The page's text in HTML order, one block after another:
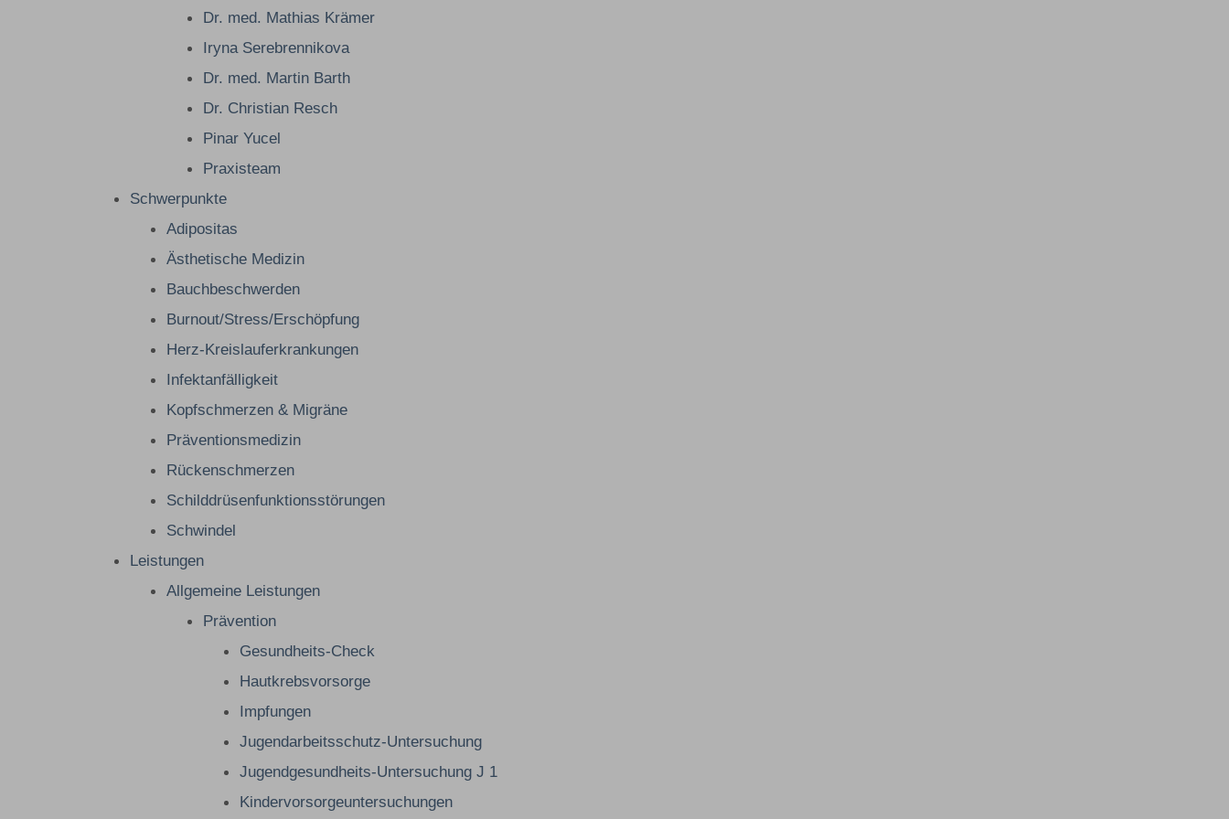
Dr. med. Mathias Krämer
Iryna Serebrennikova
Dr. med. Martin Barth
Dr. Christian Resch
Pinar Yucel
Praxisteam
Schwerpunkte
Adipositas
Ästhetische Medizin
Bauchbeschwerden
Burnout/Stress/Erschöpfung
Herz-Kreislauferkrankungen
Infektanfälligkeit
Kopfschmerzen & Migräne
Präventionsmedizin
Rückenschmerzen
Schilddrüsenfunktionsstörungen
Schwindel
Leistungen
Allgemeine Leistungen
Prävention
Gesundheits-Check
Hautkrebsvorsorge
Impfungen
Jugendarbeitsschutz-Untersuchung
Jugendgesundheits-Untersuchung J 1
Kindervorsorgeuntersuchungen